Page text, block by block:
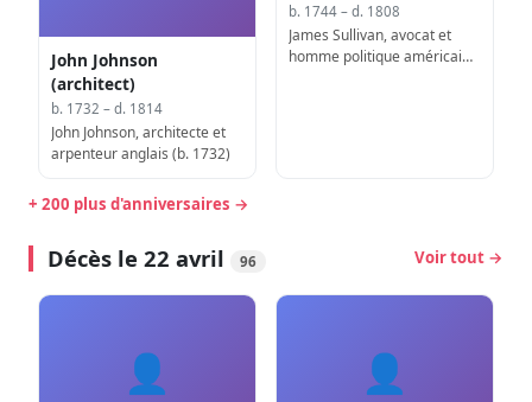
John Johnson
(architect)
b. 1732 – d. 1814
John Johnson, architecte et
arpenteur anglais (b. 1732)
b. 1744 – d. 1808
James Sullivan, avocat et
homme politique américain,
+ 200 plus d'anniversaires →
Décès le 22 avril 96 Voir tout →
👤 👤